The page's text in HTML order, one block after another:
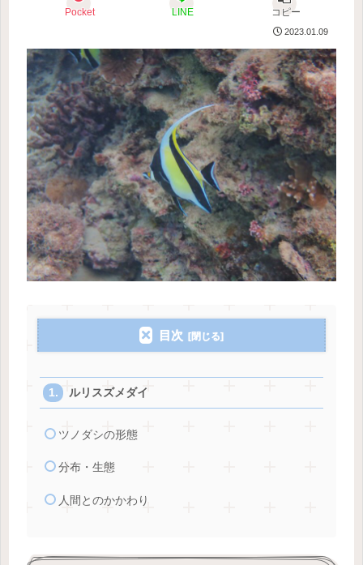
Pocket LINE コピー
2023.01.09
目次
ルリスズメダイ
ツノダシの形態
分布・生態
人間とのかかわり